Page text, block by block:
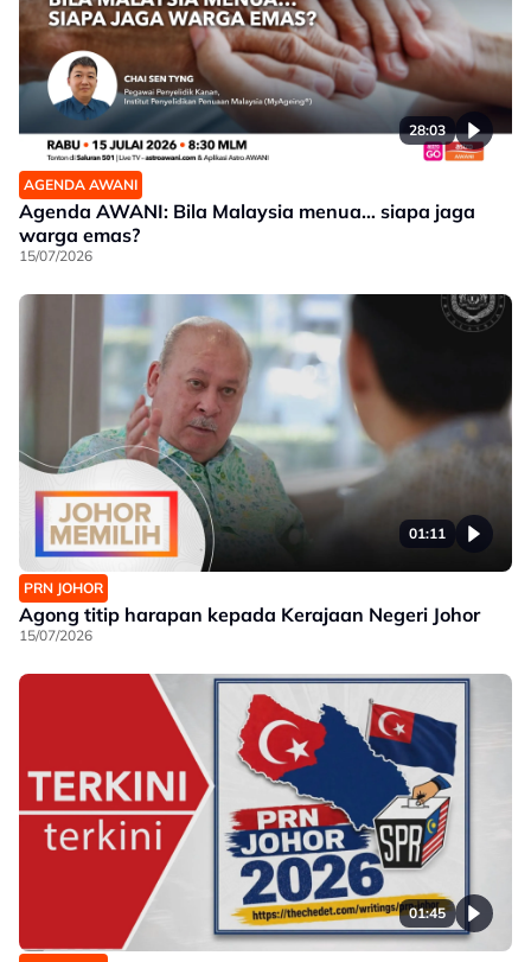
28:03
AGENDA AWANI
Agenda AWANI: Bila Malaysia menua… siapa jaga
warga emas?
15/07/2026
01:11
PRN JOHOR
Agong titip harapan kepada Kerajaan Negeri Johor
15/07/2026
01:45